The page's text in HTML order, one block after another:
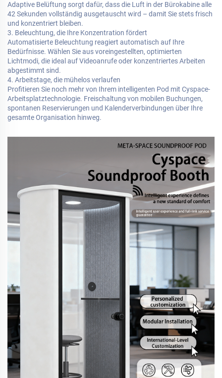
Adaptive Belüftung sorgt dafür, dass die Luft in der Bürokabine alle
42 Sekunden vollständig ausgetauscht wird – damit Sie stets frisch
und konzentriert bleiben.
3. Beleuchtung, die Ihre Konzentration fördert
Automatisierte Beleuchtung reagiert automatisch auf Ihre
Bedürfnisse. Wählen Sie aus voreingestellten, optimierten
Lichtmodi, die ideal auf Videoanrufe oder konzentriertes Arbeiten
abgestimmt sind.
4. Arbeitstage, die mühelos verlaufen
Profitieren Sie noch mehr von Ihrem intelligenten Pod mit Cyspace-
Arbeitsplatztechnologie. Freischaltung von mobilen Buchungen,
spontanen Reservierungen und Kalenderverbindungen über Ihre
gesamte Organisation hinweg.